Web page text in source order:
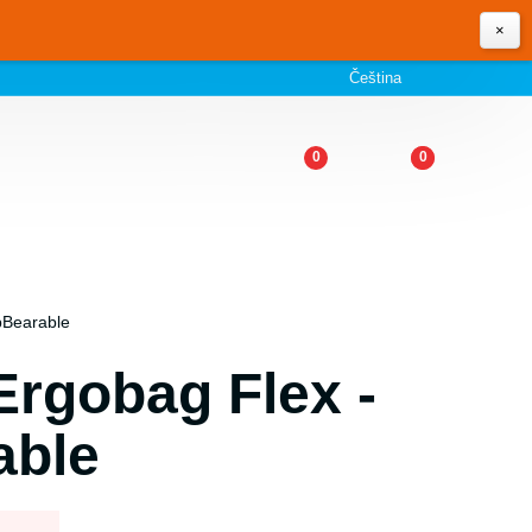
×
Čeština
0 0
Flex -